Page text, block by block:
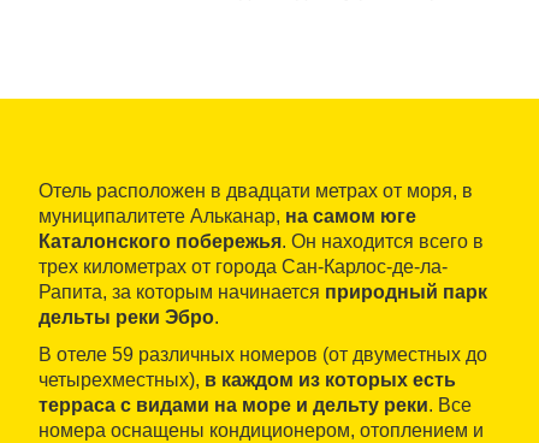
Отель расположен в двадцати метрах от моря, в
муниципалитете Альканар, на самом юге
Каталонского побережья. Он находится всего в
трех километрах от города Сан-Карлос-де-ла-
Рапита, за которым начинается природный парк
дельты реки Эбро.
В отеле 59 различных номеров (от двуместных до
четырехместных), в каждом из которых есть
терраса с видами на море и дельту реки. Все
номера оснащены кондиционером, отоплением и